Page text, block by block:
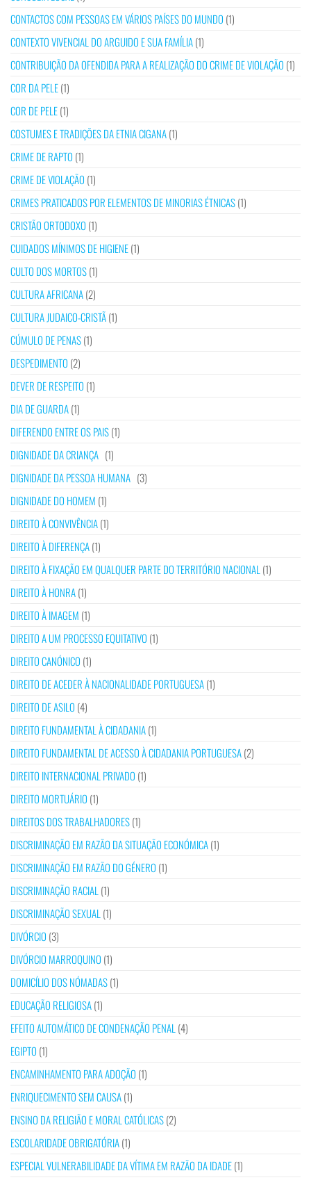
CONTACTOS COM PESSOAS EM VÁRIOS PAÍSES DO MUNDO (1)
CONTEXTO VIVENCIAL DO ARGUIDO E SUA FAMÍLIA(1)
CONTRIBUIÇÃO DA OFENDIDA PARA A REALIZAÇÃO DO CRIME DE VIOLAÇÃO (1)
COR DA PELE(1)
COR DE PELE(1)
COSTUMES E TRADIÇÕES DA ETNIA CIGANA(1)
CRIME DE RAPTO (1)
CRIME DE VIOLAÇÃO (1)
CRIMES PRATICADOS POR ELEMENTOS DE MINORIAS ÉTNICAS(1)
CRISTÃO ORTODOXO (1)
CUIDADOS MÍNIMOS DE HIGIENE(1)
CULTO DOS MORTOS(1)
CULTURA AFRICANA(2)
CULTURA JUDAICO-CRISTÃ(1)
CÚMULO DE PENAS(1)
DESPEDIMENTO (2)
DEVER DE RESPEITO (1)
DIA DE GUARDA(1)
DIFERENDO ENTRE OS PAIS(1)
DIGNIDADE DA CRIANÇA (1)
DIGNIDADE DA PESSOA HUMANA (3)
DIGNIDADE DO HOMEM (1)
DIREITO À CONVIVÊNCIA(1)
DIREITO À DIFERENÇA(1)
DIREITO À FIXAÇÃO EM QUALQUER PARTE DO TERRITÓRIO NACIONAL (1)
DIREITO À HONRA(1)
DIREITO À IMAGEM (1)
DIREITO A UM PROCESSO EQUITATIVO (1)
DIREITO CANÓNICO (1)
DIREITO DE ACEDER À NACIONALIDADE PORTUGUESA(1)
DIREITO DE ASILO (4)
DIREITO FUNDAMENTAL À CIDADANIA(1)
DIREITO FUNDAMENTAL DE ACESSO À CIDADANIA PORTUGUESA(2)
DIREITO INTERNACIONAL PRIVADO (1)
DIREITO MORTUÁRIO (1)
DIREITOS DOS TRABALHADORES(1)
DISCRIMINAÇÃO EM RAZÃO DA SITUAÇÃO ECONÓMICA(1)
DISCRIMINAÇÃO EM RAZÃO DO GÉNERO (1)
DISCRIMINAÇÃO RACIAL (1)
DISCRIMINAÇÃO SEXUAL (1)
DIVÓRCIO (3)
DIVÓRCIO MARROQUINO (1)
DOMICÍLIO DOS NÓMADAS(1)
EDUCAÇÃO RELIGIOSA(1)
EFEITO AUTOMÁTICO DE CONDENAÇÃO PENAL (4)
EGIPTO (1)
ENCAMINHAMENTO PARA ADOÇÃO (1)
ENRIQUECIMENTO SEM CAUSA(1)
ENSINO DA RELIGIÃO E MORAL CATÓLICAS(2)
ESCOLARIDADE OBRIGATÓRIA(1)
ESPECIAL VULNERABILIDADE DA VÍTIMA EM RAZÃO DA IDADE(1)